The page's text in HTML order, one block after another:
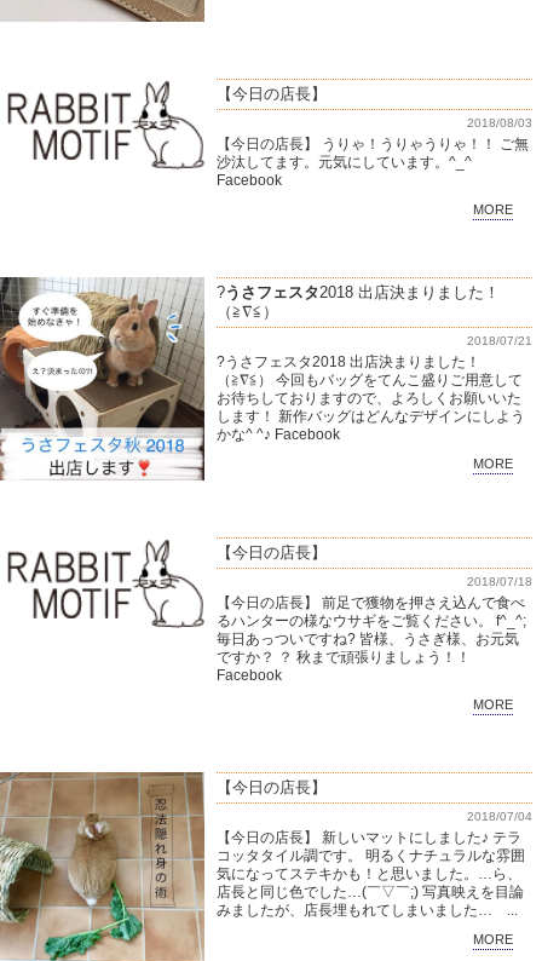
【今日の店長】
2018/08/03
【今日の店長】 うりゃ！うりゃうりゃ！！ ご無
沙汰してます。元気にしています。^_^
Facebook
MORE
?うさフェスタ2018 出店決まりました！
（≧∇≦）
2018/07/21
?うさフェスタ2018 出店決まりました！
（≧∇≦） 今回もバッグをてんこ盛りご用意して
お待ちしておりますので、よろしくお願いいた
します！ 新作バッグはどんなデザインにしよう
かな^ ^♪ Facebook
MORE
【今日の店長】
2018/07/18
【今日の店長】 前足で獲物を押さえ込んで食べ
るハンターの様なウサギをご覧ください。 f^_^;
毎日あっついですね? 皆様、うさぎ様、お元気
ですか？ ？ 秋まで頑張りましょう！！
Facebook
MORE
【今日の店長】
2018/07/04
【今日の店長】 新しいマットにしました♪ テラ
コッタタイル調です。 明るくナチュラルな雰囲
気になってステキかも！と思いました。…ら、
店長と同じ色でした…(￣▽￣;) 写真映えを目論
みましたが、店長埋もれてしまいました… ...
MORE